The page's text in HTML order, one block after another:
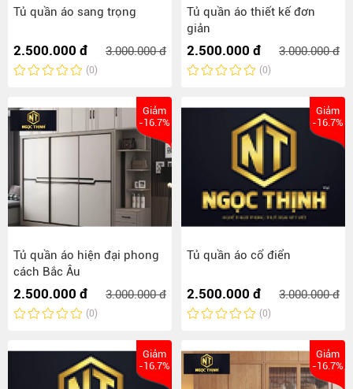
Tủ quần áo sang trọng
2.500.000 đ 3.000.000 đ
(0)
Tủ quần áo thiết kế đơn
giản
2.500.000 đ 3.000.000 đ
(0)
Giảm
-16.7%
Tủ quần áo hiện đại phong
cách Bắc Âu
2.500.000 đ 3.000.000 đ
(0)
Giảm
-16.7%
Tủ quần áo cổ điển
2.500.000 đ 3.000.000 đ
(0)
Giảm
-16.7%
Giảm
-16.7%